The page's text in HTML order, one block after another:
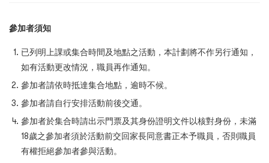
參加者須知
已列明上課或集合時間及地點之活動，本計劃將不作另行通知，
如有活動更改情況，職員再作通知。
參加者請依時抵達集合地點，逾時不候。
參加者請自行安排活動前後交通。
參加者於集合時請出示門票及其身份證明文件以核對身份，未滿
18歲之參加者須於活動前交回家長同意書正本予職員，否則職員
有權拒絕參加者參與活動。